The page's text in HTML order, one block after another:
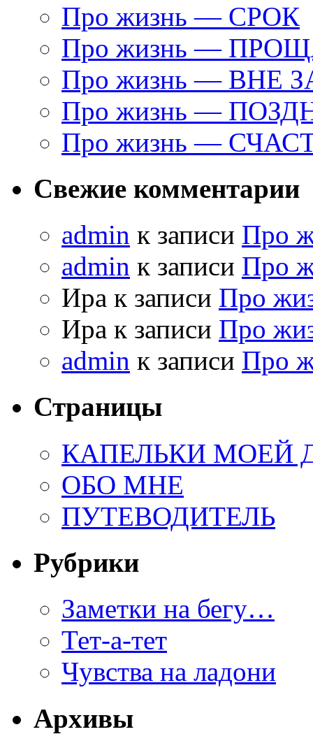
Про жизнь — СРОК
Про жизнь —
Про жизнь — ВНЕ
Про жизнь —
Про жизнь —
Свежие комментарии
admin к записи Про
admin к записи Про
Ира к записи Про
Ира к записи Про
admin к записи Про
Страницы
КАПЕЛЬКИ МОЕЙ
ОБО МНЕ
ПУТЕВОДИТЕЛЬ
Рубрики
Заметки на бегу…
Тет-а-тет
Чувства на ладони
Архивы